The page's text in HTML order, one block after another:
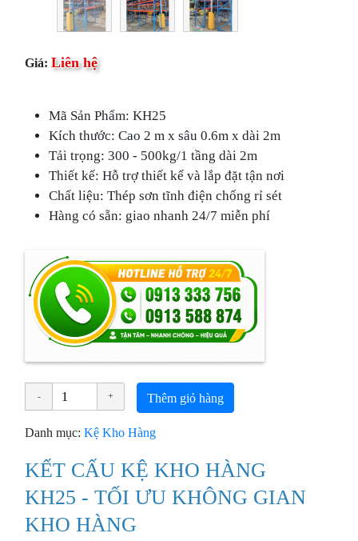
Giá: Liên hệ
Mã Sản Phẩm: KH25
Kích thước: Cao 2 m x sâu 0.6m x dài 2m
Tải trọng: 300 - 500kg/1 tầng dài 2m
Thiết kế: Hỗ trợ thiết kế và lắp đặt tận nơi
Chất liệu: Thép sơn tĩnh điện chống rỉ sét
Hàng có sẵn: giao nhanh 24/7 miễn phí
Thêm giỏ hàng
Danh mục:Kệ Kho Hàng
KẾT CẤU KỆ KHO HÀNG
KH25 - TỐI ƯU KHÔNG GIAN
KHO HÀNG